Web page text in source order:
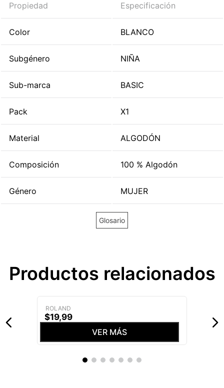
Propiedad Especificación
Color BLANCO
Subgénero NIÑA
Sub-marca BASIC
Pack X1
Material ALGODÓN
Composición 100 % Algodón
Género MUJER
Glosario
Productos relacionados